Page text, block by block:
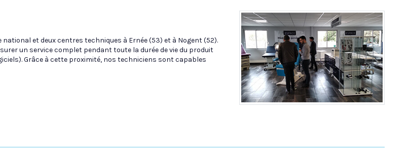
et deux centres techniques à Ernée (53) et à Nogent (52).
un service complet pendant toute la durée de vie du produit
Grâce à cette proximité, nos techniciens sont capables